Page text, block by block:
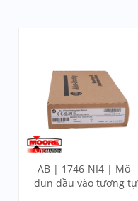
AB | 1746-NI4 | Mô-
đun đầu vào tương tự